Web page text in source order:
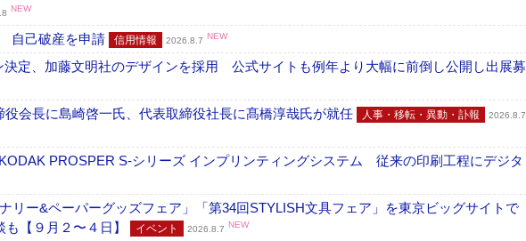
NEW
自己破産を申請 信用情報 2026.8.7 NEW
定、加藤文明社のデザインを採用 公式サイトも例年より大幅に前倒し公開し出展募
会長に島崎啓一氏、代表取締役社長に髙橋淳哉氏が就任 人事・移転・異動・訃報
2026.8.7
PROSPER S-シリーズ インプリンティングシステム 従来の印刷工程にデジタ
ー&ペーパーグッズフェア」「第34回STYLISH文具フェア」を東京ビッグサイトで
【９月２〜４日】
イベント 2026.8.7 NEW